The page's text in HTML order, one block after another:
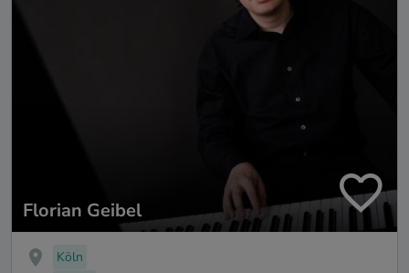
Florian Geibel
Köln